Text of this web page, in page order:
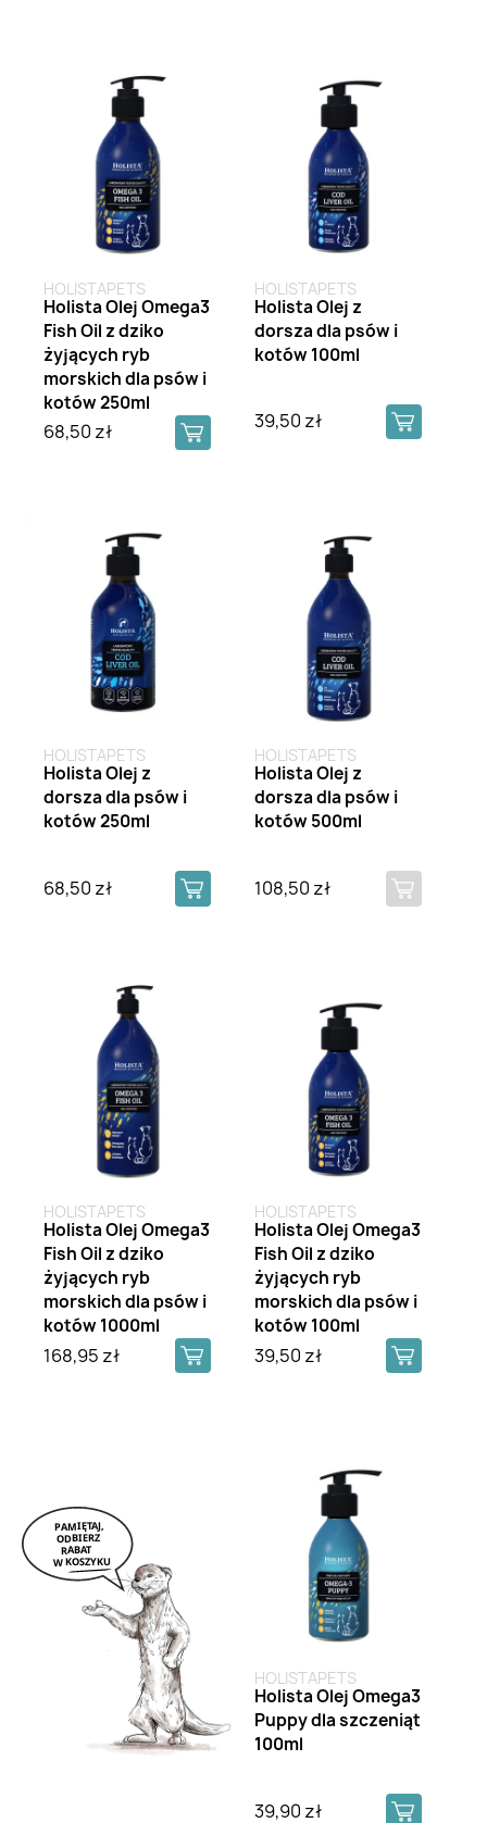
HOLISTAPETS
Holista Olej Omega3
Fish Oil z dziko
żyjących ryb
morskich dla psów i
kotów 250ml
68,50 zł
HOLISTAPETS
Holista Olej z
dorsza dla psów i
kotów 100ml
39,50 zł
HOLISTAPETS
Holista Olej z
dorsza dla psów i
kotów 250ml
68,50 zł
HOLISTAPETS
Holista Olej z
dorsza dla psów i
kotów 500ml
108,50 zł
HOLISTAPETS
Holista Olej Omega3
Fish Oil z dziko
żyjących ryb
morskich dla psów i
kotów 1000ml
168,95 zł
HOLISTAPETS
Holista Olej Omega3
Fish Oil z dziko
żyjących ryb
morskich dla psów i
kotów 100ml
39,50 zł
HOLISTAPETS
Holista Olej Omega3
Puppy dla szczeniąt
100ml
39,90 zł